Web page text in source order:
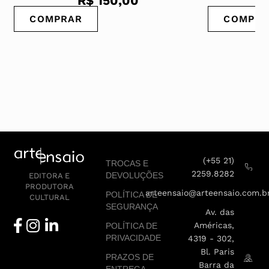
COMPRAR
EDITORA E
PRODUTORA
CULTURAL
TROCAS E
DEVOLUÇÕES
POLÍTICA DE
SEGURANÇA
POLÍTICA DE
PRIVACIDADE
PRAZOS DE
(+55 21)
2259.8282
Av. das
Américas,
4319 - 302,
Bl. Paris
Barra da